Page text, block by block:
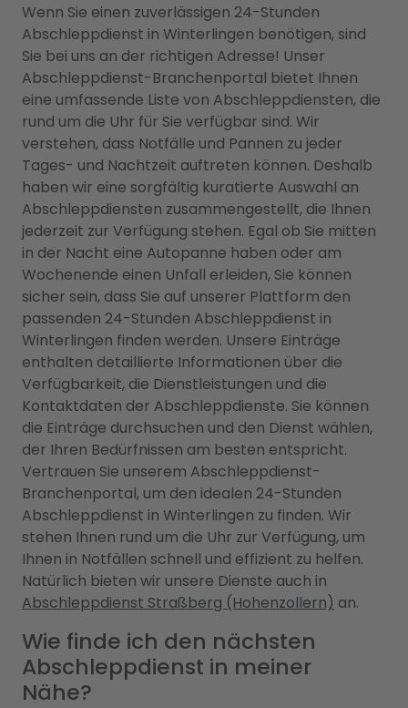
Wenn Sie einen zuverlässigen 24-Stunden
Abschleppdienst in Winterlingen benötigen, sind
Sie bei uns an der richtigen Adresse! Unser
Abschleppdienst-Branchenportal bietet Ihnen
eine umfassende Liste von Abschleppdiensten, die
rund um die Uhr für Sie verfügbar sind. Wir
verstehen, dass Notfälle und Pannen zu jeder
Tages- und Nachtzeit auftreten können. Deshalb
haben wir eine sorgfältig kuratierte Auswahl an
Abschleppdiensten zusammengestellt, die Ihnen
jederzeit zur Verfügung stehen. Egal ob Sie mitten
in der Nacht eine Autopanne haben oder am
Wochenende einen Unfall erleiden, Sie können
sicher sein, dass Sie auf unserer Plattform den
passenden 24-Stunden Abschleppdienst in
Winterlingen finden werden. Unsere Einträge
enthalten detaillierte Informationen über die
Verfügbarkeit, die Dienstleistungen und die
Kontaktdaten der Abschleppdienste. Sie können
die Einträge durchsuchen und den Dienst wählen,
der Ihren Bedürfnissen am besten entspricht.
Vertrauen Sie unserem Abschleppdienst-
Branchenportal, um den idealen 24-Stunden
Abschleppdienst in Winterlingen zu finden. Wir
stehen Ihnen rund um die Uhr zur Verfügung, um
Ihnen in Notfällen schnell und effizient zu helfen.
Natürlich bieten wir unsere Dienste auch in
Abschleppdienst Straßberg (Hohenzollern) an.
Wie finde ich den nächsten
Abschleppdienst in meiner
Nähe?